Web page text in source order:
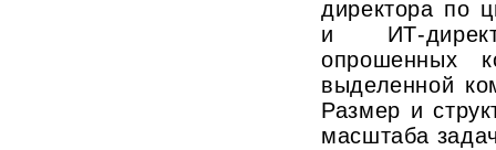
директора по
и ИТ-
опрошенных
выделенной
Размер и
масштаба